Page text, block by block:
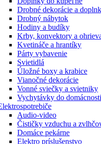
Drobné dekorácie a
Drobný nábytok
Hodiny a budíky
Krby, konvektory a
Kvetináče a hrantíky
Párty vybavenie
Svietidlá
Úložné boxy a krabice
Vianočné dekorácie
Vonné sviečky a svietniky
Vychytávky do domácnosti
Audio-video
Čističky vzduchu a
Domáce pekárne
Elektro príslušenstvo